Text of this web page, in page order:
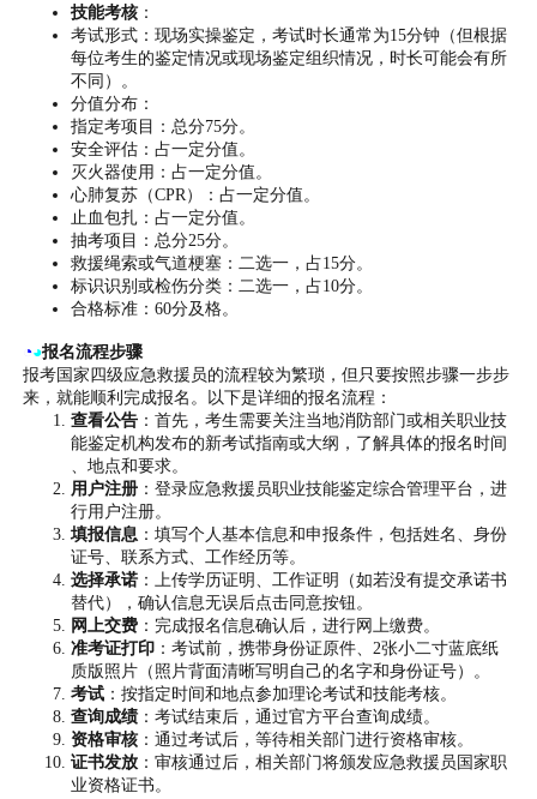
技能考核：
考试形式：现场实操鉴定，考试时长通常为15分钟（但根据
每位考生的鉴定情况或现场鉴定组织情况，时长可能会有所
不同）。
分值分布：
指定考项目：总分75分。
安全评估：占一定分值。
灭火器使用：占一定分值。
心肺复苏（CPR）：占一定分值。
止血包扎：占一定分值。
抽考项目：总分25分。
救援绳索或气道梗塞：二选一，占15分。
标识识别或检伤分类：二选一，占10分。
合格标准：60分及格。
◔◕报名流程步骤
报考国家四级应急救援员的流程较为繁琐，但只要按照步骤一步步
来，就能顺利完成报名。以下是详细的报名流程：
查看公告 ：首先，考生需要关注当地消防部门或相关职业技
能鉴定机构发布的新考试指南或大纲，了解具体的报名时间
、地点和要求。
用户注册 ：登录应急救援员职业技能鉴定综合管理平台，进
行用户注册。
填报信息 ：填写个人基本信息和申报条件，包括姓名、身份
证号、联系方式、工作经历等。
选择承诺 ：上传学历证明、工作证明（如若没有提交承诺书
替代），确认信息无误后点击同意按钮。
网上交费 ：完成报名信息确认后，进行网上缴费。
准考证打印 ：考试前，携带身份证原件、2张小二寸蓝底纸
质版照片（照片背面清晰写明自己的名字和身份证号）。
考试 ：按指定时间和地点参加理论考试和技能考核。
查询成绩：考试结束后，通过官方平台查询成绩。
资格审核：通过考试后，等待相关部门进行资格审核。
证书发放 ：审核通过后，相关部门将颁发应急救援员国家职
业资格证书。